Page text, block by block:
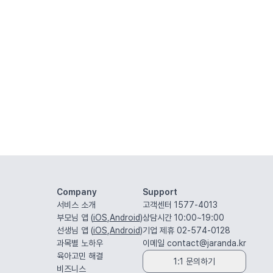
Company
서비스 소개
부모님 앱 (iOS Android)
선생님 앱 (iOS Android)
과목별 노하우
육아고민 해결
비즈니스
Support
고객센터 1577-4013
상담시간 10:00~19:00
기업 제휴 02-574-0128
이메일 contact@jaranda.kr
1:1 문의하기